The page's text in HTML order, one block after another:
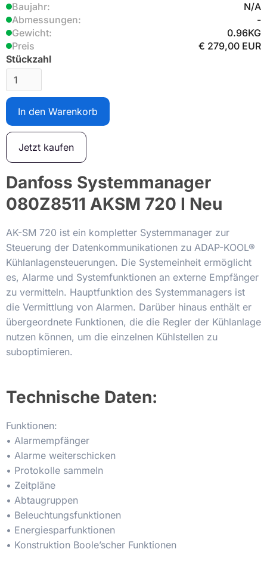
Baujahr:
N/A
Abmessungen:
-
Gewicht:
0.96KG
Preis
€ 279,00 EUR
Stückzahl
Jetzt kaufen
Danfoss Systemmanager
080Z8511 AKSM 720 I Neu
AK-SM 720 ist ein kompletter Systemmanager zur
Steuerung der Datenkommunikationen zu ADAP-KOOL®
Kühlanlagensteuerungen. Die Systemeinheit ermöglicht
es, Alarme und Systemfunktionen an externe Empfänger
zu vermitteln. Hauptfunktion des Systemmanagers ist
die Vermittlung von Alarmen. Darüber hinaus enthält er
übergeordnete Funktionen, die die Regler der Kühlanlage
nutzen können, um die einzelnen Kühlstellen zu
suboptimieren.
Technische Daten:
Funktionen:
• Alarmempfänger
• Alarme weiterschicken
• Protokolle sammeln
• Zeitpläne
• Abtaugruppen
• Beleuchtungsfunktionen
• Energiesparfunktionen
• Konstruktion Boole’scher Funktionen